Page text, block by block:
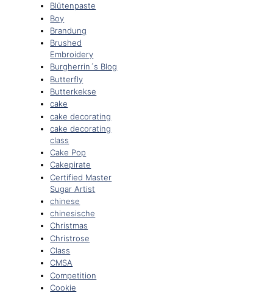
Blütenpaste
Boy
Brandung
Brushed
Embroidery
Burgherrin´s Blog
Butterfly
Butterkekse
cake
cake decorating
cake decorating
class
Cake Pop
Cakepirate
Certified Master
Sugar Artist
chinese
chinesische
Christmas
Christrose
Class
CMSA
Competition
Cookie